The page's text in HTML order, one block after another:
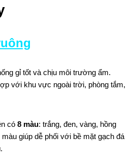
gỉ tốt và chịu môi trường ẩm.
với khu vực ngoài trời, phòng tắm,
có 8 màu: trắng, đen, vàng, hồng
giúp dễ phối với bề mặt gạch đá